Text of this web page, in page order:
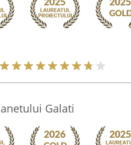
Galati